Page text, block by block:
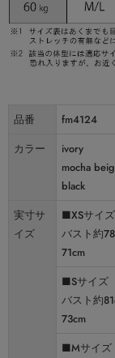
品番
fm4124
カラー
ivory
mocha
black
実寸サ
イズ
■XSサイズ
バスト約
71cm
■Sサイズ
バスト約
73cm
■Mサイズ